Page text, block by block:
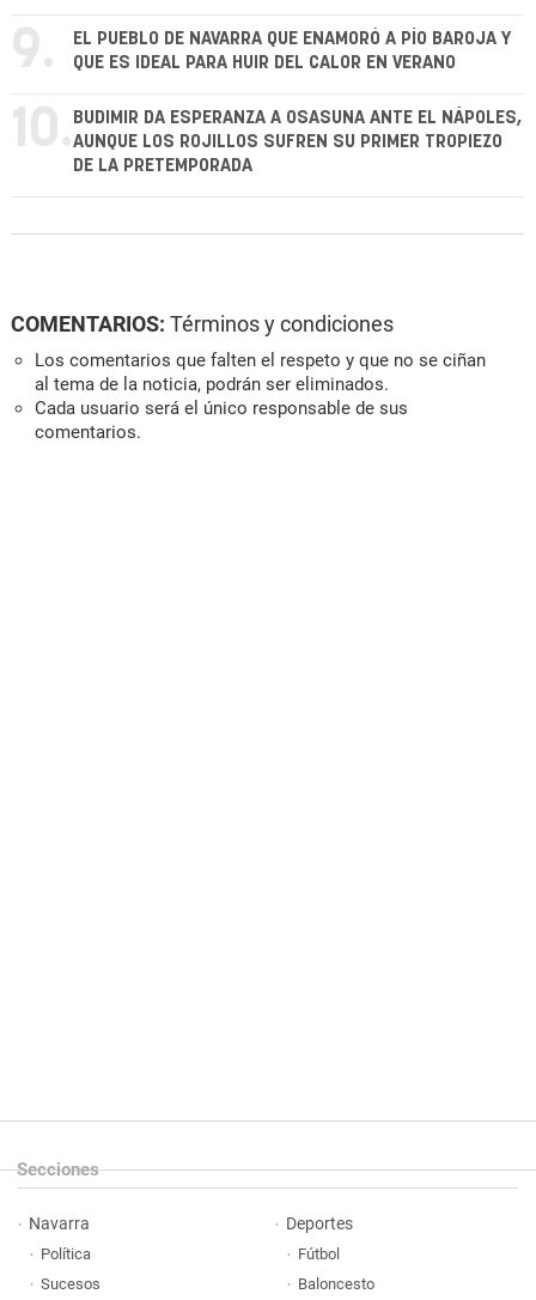
9.
EL PUEBLO DE NAVARRA QUE ENAMORÓ A PÍO BAROJA Y
QUE ES IDEAL PARA HUIR DEL CALOR EN VERANO
10. BUDIMIR DA ESPERANZA A OSASUNA ANTE EL NÁPOLES,
AUNQUE LOS ROJILLOS SUFREN SU PRIMER TROPIEZO
DE LA PRETEMPORADA
COMENTARIOS: Términos y condiciones
Los comentarios que falten el respeto y que no se ciñan
al tema de la noticia, podrán ser eliminados.
Cada usuario será el único responsable de sus
comentarios.
Secciones
Navarra
Política
Sucesos
Deportes
Fútbol
Baloncesto